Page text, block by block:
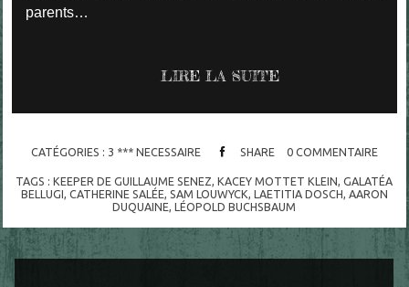
parents…
LIRE LA SUITE
CATÉGORIES : 3 *** NECESSAIRE SHARE 0 COMMENTAIRE
TAGS :KEEPER DE GUILLAUME SENEZ,KACEY MOTTET KLEIN,GALATÉA
BELLUGI, CATHERINE SALÉE, SAM LOUWYCK, LAETITIA DOSCH, AARON
DUQUAINE,LÉOPOLD BUCHSBAUM